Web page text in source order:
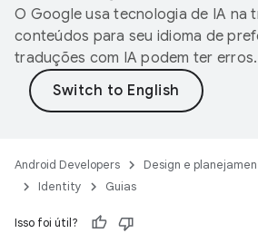
O Google usa tecnologia de IA na
conteúdos para seu idioma de
traduções com IA podem ter erros.
Android Developers Design e
Identity
Guias
Isso foi útil?